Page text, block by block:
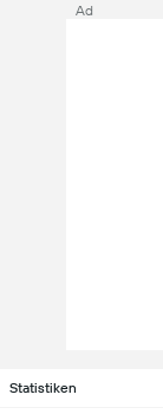
Statistiken
Ad